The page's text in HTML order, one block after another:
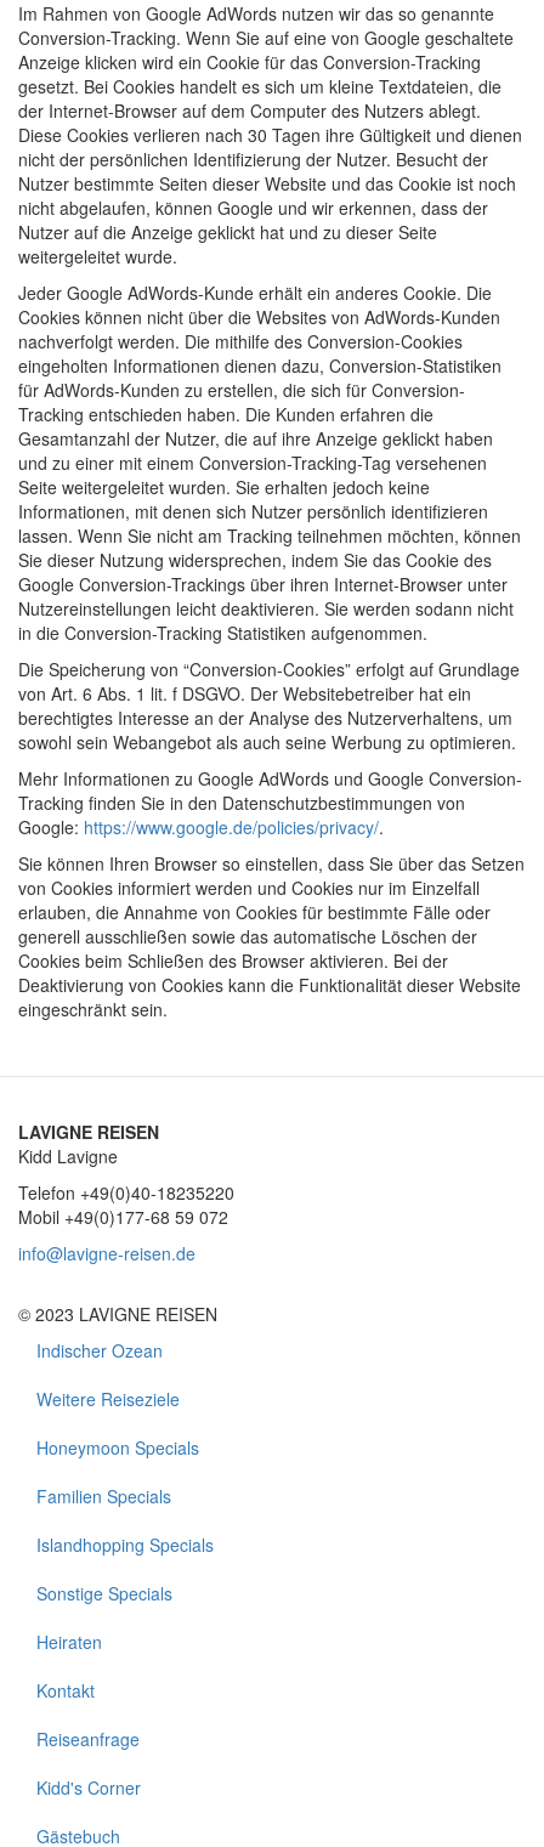
Im Rahmen von Google AdWords nutzen wir das so genannte
Conversion-Tracking. Wenn Sie auf eine von Google geschaltete
Anzeige klicken wird ein Cookie für das Conversion-Tracking
gesetzt. Bei Cookies handelt es sich um kleine Textdateien, die
der Internet-Browser auf dem Computer des Nutzers ablegt.
Diese Cookies verlieren nach 30 Tagen ihre Gültigkeit und dienen
nicht der persönlichen Identifizierung der Nutzer. Besucht der
Nutzer bestimmte Seiten dieser Website und das Cookie ist noch
nicht abgelaufen, können Google und wir erkennen, dass der
Nutzer auf die Anzeige geklickt hat und zu dieser Seite
weitergeleitet wurde.
Jeder Google AdWords-Kunde erhält ein anderes Cookie. Die
Cookies können nicht über die Websites von AdWords-Kunden
nachverfolgt werden. Die mithilfe des Conversion-Cookies
eingeholten Informationen dienen dazu, Conversion-Statistiken
für AdWords-Kunden zu erstellen, die sich für Conversion-
Tracking entschieden haben. Die Kunden erfahren die
Gesamtanzahl der Nutzer, die auf ihre Anzeige geklickt haben
und zu einer mit einem Conversion-Tracking-Tag versehenen
Seite weitergeleitet wurden. Sie erhalten jedoch keine
Informationen, mit denen sich Nutzer persönlich identifizieren
lassen. Wenn Sie nicht am Tracking teilnehmen möchten, können
Sie dieser Nutzung widersprechen, indem Sie das Cookie des
Google Conversion-Trackings über ihren Internet-Browser unter
Nutzereinstellungen leicht deaktivieren. Sie werden sodann nicht
in die Conversion-Tracking Statistiken aufgenommen.
Die Speicherung von “Conversion-Cookies” erfolgt auf Grundlage
von Art. 6 Abs. 1 lit. f DSGVO. Der Websitebetreiber hat ein
berechtigtes Interesse an der Analyse des Nutzerverhaltens, um
sowohl sein Webangebot als auch seine Werbung zu optimieren.
Mehr Informationen zu Google AdWords und Google Conversion-
Tracking finden Sie in den Datenschutzbestimmungen von
Google: https://www.google.de/policies/privacy/.
Sie können Ihren Browser so einstellen, dass Sie über das Setzen
von Cookies informiert werden und Cookies nur im Einzelfall
erlauben, die Annahme von Cookies für bestimmte Fälle oder
generell ausschließen sowie das automatische Löschen der
Cookies beim Schließen des Browser aktivieren. Bei der
Deaktivierung von Cookies kann die Funktionalität dieser Website
eingeschränkt sein.
LAVIGNE REISEN
Kidd Lavigne
Telefon +49(0)40-18235220
Mobil +49(0)177-68 59 072
info@lavigne-reisen.de
© 2023 LAVIGNE REISEN
Footer
1
Indischer Ozean
Weitere Reiseziele
Honeymoon Specials
Familien Specials
Islandhopping Specials
Sonstige Specials
Heiraten
Footer
2
Kontakt
Reiseanfrage
Kidd's Corner
Gästebuch